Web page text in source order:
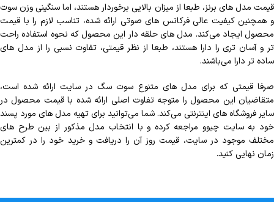
قیمت مدل های برنز، طبعا از میزان بالایی برخوردار هستند، اما سنگینی وزن سوت
و همچنین کیفیت عالی فرکانس های صوتی ارائه شده، تناسب لازم را با قیمت
محصول ایجاد می‌کند. مدل های حلقه دار این محصول که نحوه استفاده راحت
تر و آسان تری را دارا هستند، طبعا از نظر قیمتی، تفاوت نسبی را از مدل های
ساده تر دارا می‌باشند.
صرفا قیمتی که برای مدل های متنوع سوت سگ در سایت ارائه شده است،
متقاضیان این محصول را متوجه تفاوت اصلی ارائه شده با قیمت محصول در
سایر فروشگاه های اینترنتی می‌کند.شما می‌توانید برای تهیه مدل های مورد پسند
خود به سایت چیوو مراجعه کرده و با انتخاب مدل مذکور از بین طرح های
مختلف موجود در سایت، قیمت روز آن را دریافت و خرید خود را در کمترین
زمان نهایی کنید.